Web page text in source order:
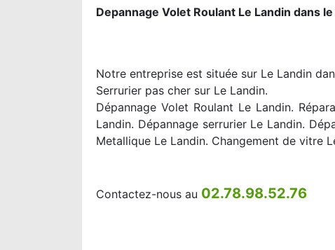
Depannage Volet Roulant Le Landin dans
Notre entreprise est située sur Le Landin
Serrurier pas cher sur Le Landin.
Dépannage Volet Roulant Le Landin.
Landin. Dépannage serrurier Le Landin.
Metallique Le Landin. Changement de vitre
Contactez-nous au 02.78.98.52.76